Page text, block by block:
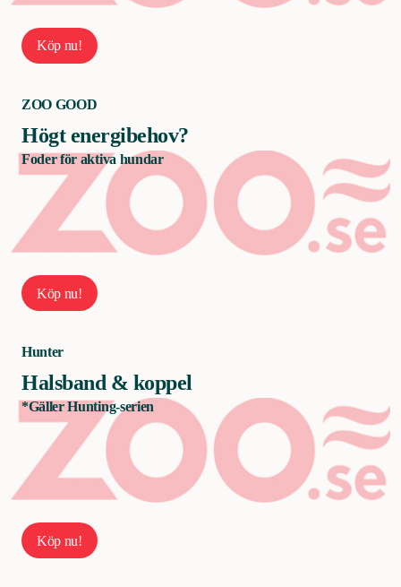
Köp nu!
ZOO GOOD
Högt energibehov?
Foder för aktiva hundar
Köp nu!
Hunter
Halsband & koppel
*Gäller Hunting-serien
Köp nu!